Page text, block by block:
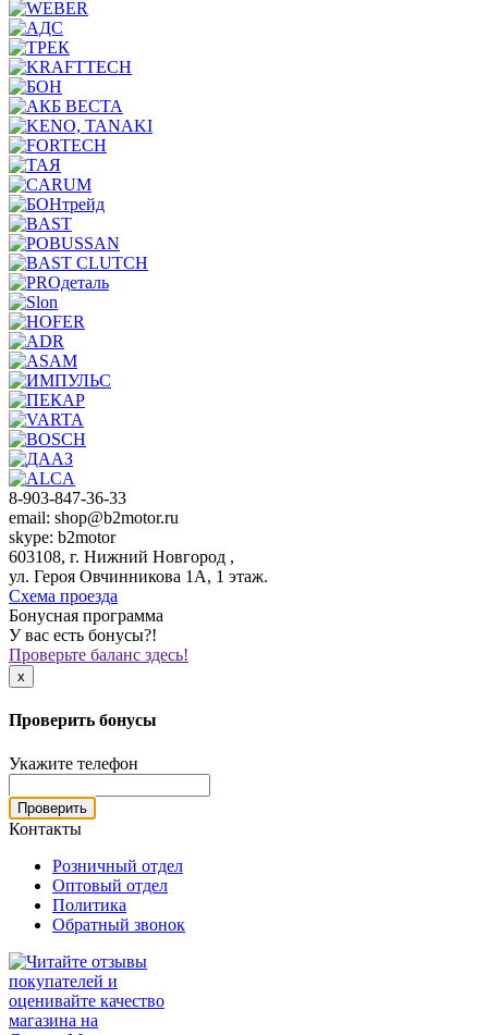
8-903-847-36-33
email: shop@b2motor.ru
skype: b2motor
603108, г. Нижний Новгород ,
ул. Героя Овчинникова 1А, 1 этаж.
Схема проезда
Бонусная программа
У вас есть бонусы?!
Проверьте баланс здесь!
x
Проверить бонусы
Укажите телефон
Проверить
Контакты
Розничный отдел
Оптовый отдел
Политика
Обратный звонок